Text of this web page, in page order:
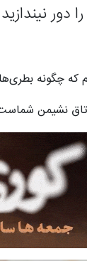
که چگونه
نشیمن